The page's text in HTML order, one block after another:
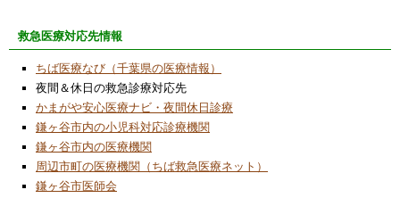
2025/7/3
今月のコラムはお休みです
2025/6/3
中央公民館「デジタルワークショップ」講座
開催に協力
2025/6/3
令和７年度「ロボット工作教室」受講希望者
募集中
救急医療対応先情報
ちば医療なび（千葉県の医療情報）
夜間＆休日の救急診療対応先
かまがや安心医療ナビ・夜間休日診療
鎌ヶ谷市内の小児科対応診療機関
鎌ヶ谷市内の医療機関
周辺市町の医療機関（ちば救急医療ネット）
鎌ヶ谷市医師会